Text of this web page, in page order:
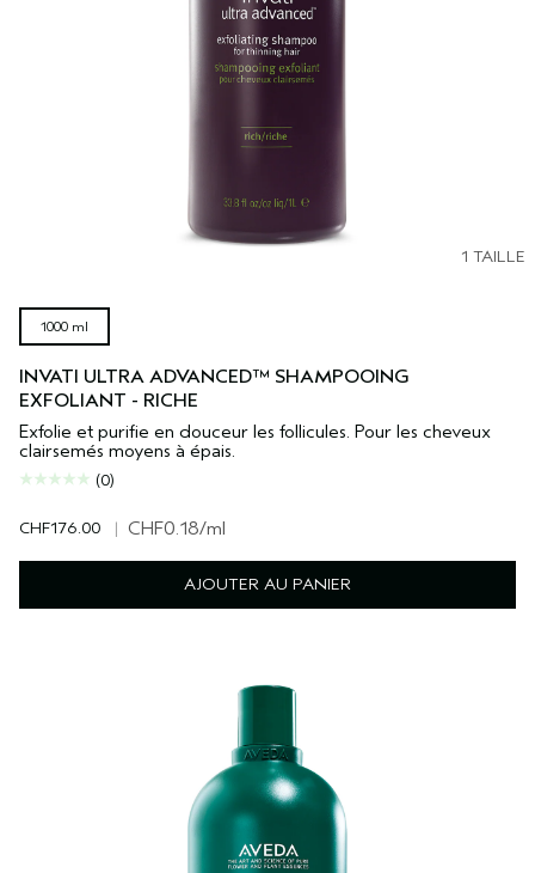
1 TAILLE
1000 ml
INVATI ULTRA ADVANCED™ SHAMPOOING
EXFOLIANT - RICHE
Exfolie et purifie en douceur les follicules. Pour les cheveux
clairsemés moyens à épais.
(0)
CHF176.00 | CHF0.18/ml
AJOUTER AU PANIER